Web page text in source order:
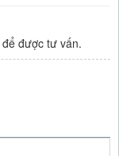
để được tư vấn.